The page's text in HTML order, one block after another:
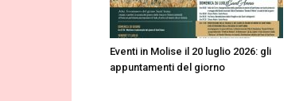
Eventi in Molise il 20 luglio 2026: gli
appuntamenti del giorno